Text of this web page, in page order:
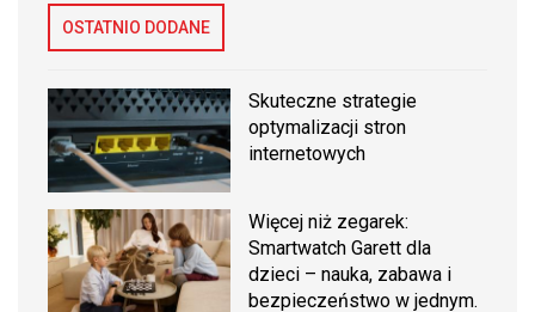
OSTATNIO DODANE
Skuteczne strategie
optymalizacji stron
internetowych
Więcej niż zegarek:
Smartwatch Garett dla
dzieci – nauka, zabawa i
bezpieczeństwo w jednym.